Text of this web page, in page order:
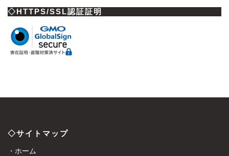
◇HTTPS/SSL認証証明
◇サイトマップ
・ホーム